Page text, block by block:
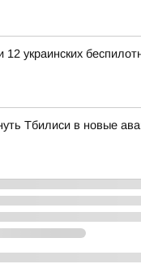
украинских
Тбилиси в новые